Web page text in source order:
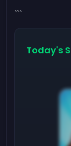
```
Today's